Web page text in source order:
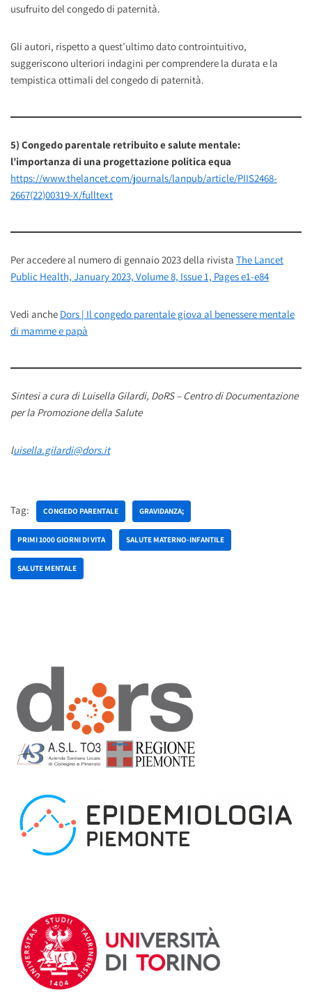
usufruito del congedo di paternità.
Gli autori, rispetto a quest’ultimo dato controintuitivo,
suggeriscono ulteriori indagini per comprendere la durata e la
tempistica ottimali del congedo di paternità.
5) Congedo parentale retribuito e salute mentale:
l’importanza di una progettazione politica equa
https://www.thelancet.com/journals/lanpub/article/PIIS2468-
2667(22)00319-X/fulltext
Per accedere al numero di gennaio 2023 della rivista The Lancet
Public Health, January 2023, Volume 8, Issue 1, Pages e1-e84
Vedi anche Dors | Il congedo parentale giova al benessere mentale
di mamme e papà
Sintesi a cura di Luisella Gilardi, DoRS – Centro di Documentazione
per la Promozione della Salute
luisella.gilardi@dors.it
Tag: CONGEDO PARENTALE GRAVIDANZA;
PRIMI 1000 GIORNI DI VITA SALUTE MATERNO-INFANTILE
SALUTE MENTALE